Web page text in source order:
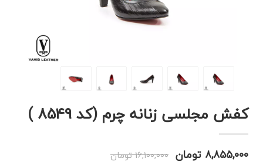
کفش مجلسی زنانه چرم (کد 8549 )
۸,۸۵۵,۰۰۰ تومان ۱۶,۱۰۰,۰۰۰ تومان